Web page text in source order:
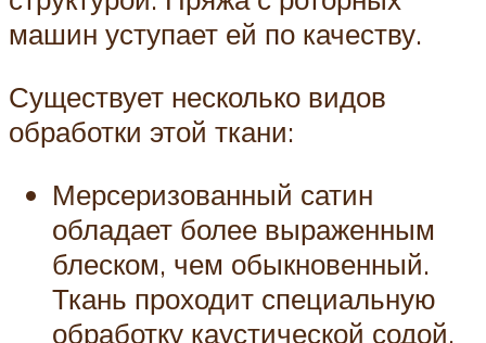
машин уступает ей по качеству.
Существует несколько видов
обработки этой ткани:
Мерсеризованный сатин
обладает более выраженным
блеском, чем обыкновенный.
Ткань проходит специальную
обработку каустической содой,